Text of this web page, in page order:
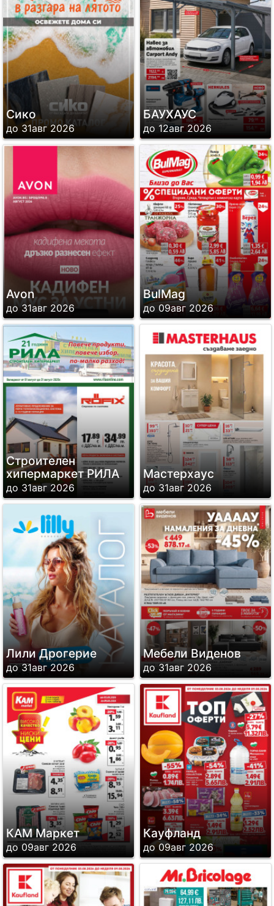
Сико
до 31авг 2026
БАУХАУС
до 12авг 2026
Avon
до 31авг 2026
BulMag
до 09авг 2026
Строителен
хипермаркет РИЛА
до 31авг 2026
Мастерхаус
до 31авг 2026
Лили Дрогерие
до 31авг 2026
Мебели Виденов
до 31авг 2026
КАМ Маркет
до 09авг 2026
Кауфланд
до 09авг 2026